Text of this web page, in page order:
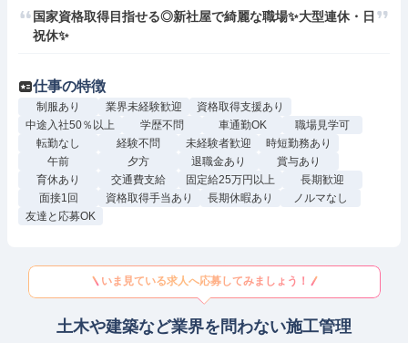
国家資格取得目指せる◎新社屋で綺麗な職場✨大型連休・日
祝休✨
仕事の特徴
制服あり 業界未経験歓迎
資格取得支援あり
中途入社50％以上
学歴不問 車通勤OK
職場見学可
転勤なし
経験不問 未経験者歓迎
時短勤務あり
午前
夕方 退職金あり
賞与あり
育休あり
交通費支給 固定給25万円以上
長期歓迎
面接1回
資格取得手当あり 長期休暇あり
ノルマなし
友達と応募OK
いま見ている求人へ応募してみましょう！
土木や建築など業界を問わない施工管理